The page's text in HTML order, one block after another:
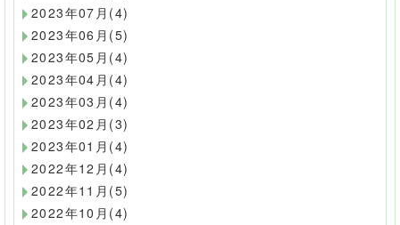
2023年07月(4)
2023年06月(5)
2023年05月(4)
2023年04月(4)
2023年03月(4)
2023年02月(3)
2023年01月(4)
2022年12月(4)
2022年11月(5)
2022年10月(4)